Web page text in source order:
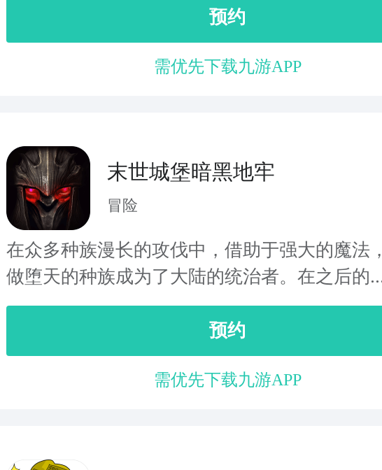
预约
需优先下载九游APP
末世城堡暗黑地牢
冒险
在众多种族漫长的攻伐中，借助于强大的魔法
做堕天的种族成为了大陆的统治者。在之后的
预约
需优先下载九游APP